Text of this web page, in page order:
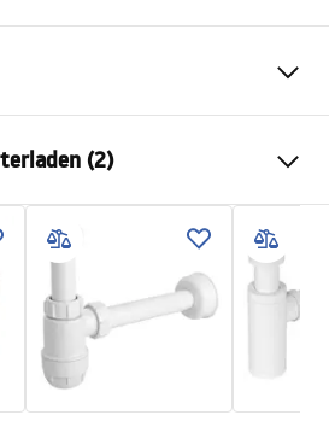
Artificial Stone (Kompositstein)
Steinoptik, Grau
Matt
380mm
(2)
Einbau
_5.pdf